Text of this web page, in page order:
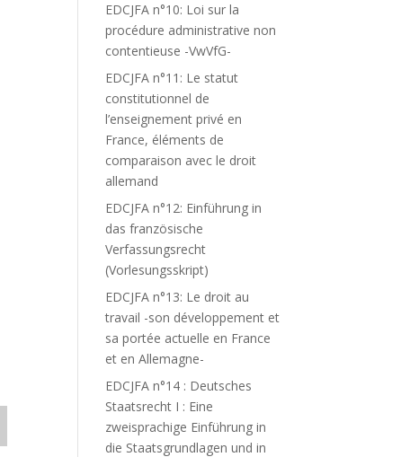
EDCJFA n°10: Loi sur la
procédure administrative non
contentieuse -VwVfG-
EDCJFA n°11: Le statut
constitutionnel de
l’enseignement privé en
France, éléments de
comparaison avec le droit
allemand
EDCJFA n°12: Einführung in
das französische
Verfassungsrecht
(Vorlesungsskript)
EDCJFA n°13: Le droit au
travail -son développement et
sa portée actuelle en France
et en Allemagne-
EDCJFA n°14 : Deutsches
Staatsrecht I : Eine
zweisprachige Einführung in
die Staatsgrundlagen und in